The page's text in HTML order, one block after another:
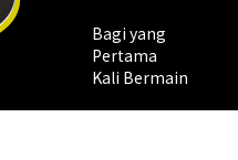
Bagi yang
Pertama
Kali Bermain